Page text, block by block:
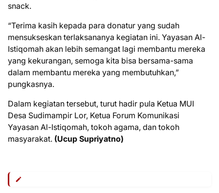
snack.
“Terima kasih kepada para donatur yang sudah
mensukseskan terlaksananya kegiatan ini. Yayasan Al-
Istiqomah akan lebih semangat lagi membantu mereka
yang kekurangan, semoga kita bisa bersama-sama
dalam membantu mereka yang membutuhkan,”
pungkasnya.
Dalam kegiatan tersebut, turut hadir pula Ketua MUI
Desa Sudimampir Lor, Ketua Forum Komunikasi
Yayasan Al-Istiqomah, tokoh agama, dan tokoh
masyarakat. (Ucup Supriyatno)